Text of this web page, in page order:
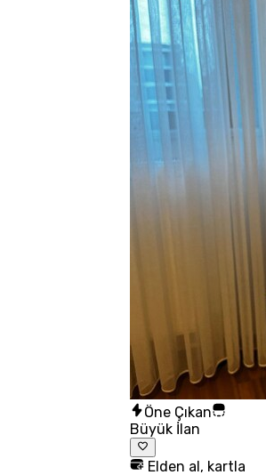
Öne Çıkan
Büyük İlan
Elden al, kartla